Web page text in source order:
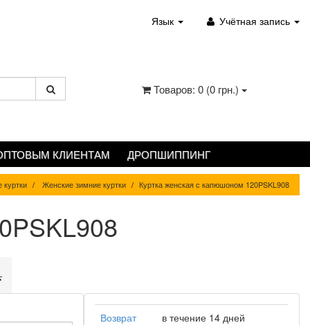
Язык Учётная запись
Товаров: 0 (0 грн.)
КЛИЕНТАМ ДРОПШИППИНГ
Женские зимние куртки Куртка женская с капюшоном 120PSKL908
Возврат
в течение 14 дней